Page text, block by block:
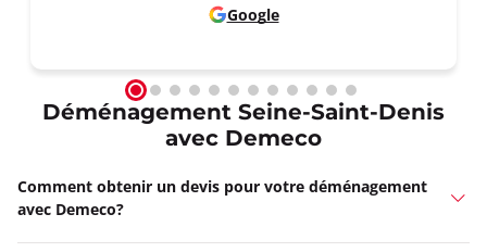
Google
Déménagement Seine-Saint-Denis
avec Demeco
Comment obtenir un devis pour votre déménagement
avec Demeco?